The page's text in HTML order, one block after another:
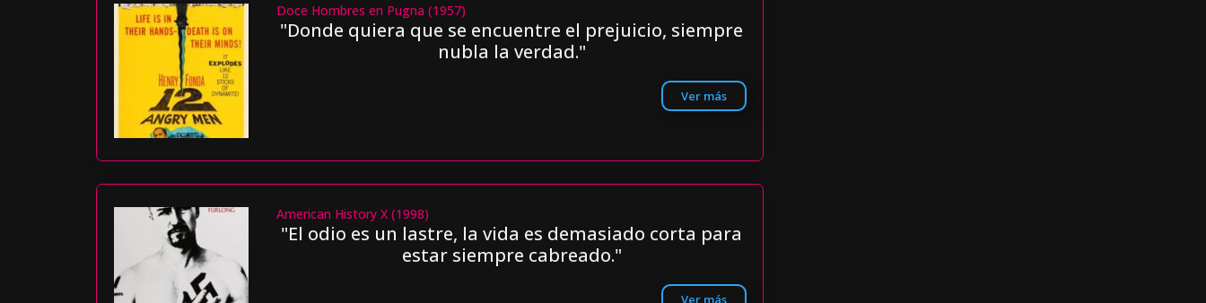
Doce Hombres en Pugna (1957)
"Donde quiera que se encuentre el prejuicio, siempre
nubla la verdad."
Ver más
American History X (1998)
"El odio es un lastre, la vida es demasiado corta para
estar siempre cabreado."
Ver más